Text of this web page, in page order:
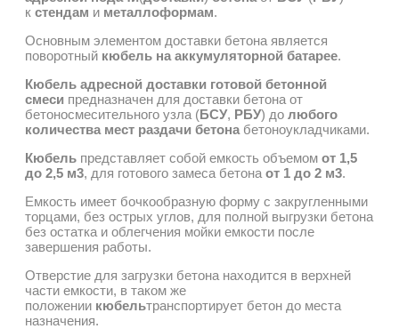
к стендам и металлоформам.
Основным элементом доставки бетона является
поворотный кюбель на аккумуляторной батарее.
Кюбель адресной доставки готовой бетонной
смеси предназначен для доставки бетона от
бетоносмесительного узла (БСУ, РБУ) до любого
количества мест раздачи бетона бетоноукладчиками.
Кюбель представляет собой емкость объемом от 1,5
до 2,5 м3, для готового замеса бетона от 1 до 2 м3.
Емкость имеет бочкообразную форму с закругленными
торцами, без острых углов, для полной выгрузки бетона
без остатка и облегчения мойки емкости после
завершения работы.
Отверстие для загрузки бетона находится в верхней
части емкости, в таком же
положении кюбельтранспортирует бетон до места
назначения.